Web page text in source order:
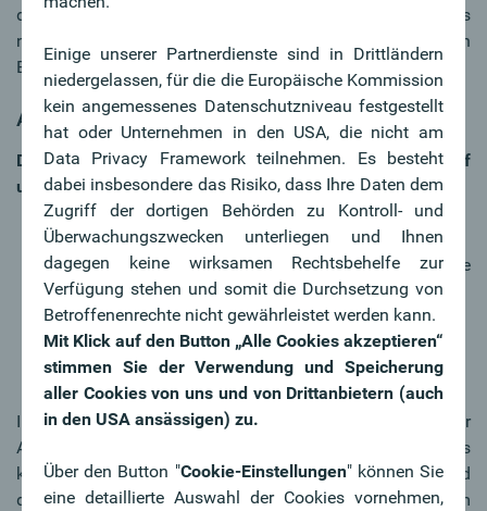
die das 50. Lebensjahr vollendet haben. Dabei kommt es
nicht darauf an, wie viele Arbeitnehmer:innen im konkreten
Betrieb beschäftigt sind.
Ansprüche, Pflichten und Fristen
Die Beendigung eines Arbeitsverhältnisses kann auf
unterschiedliche Weise erfolgen:
Kündigung durch den Arbeitgeber/die Arbeitgeberin
Kündigung durch den Arbeitnehmer/die
Arbeitnehmerin
Entlassung
Vorzeitiger Austritt aus gesundheitlichen Gründen
Einvernehmliche Auflösung
In jedem Fall muss die Arbeitgeberin/der Arbeitgeber
Ansprüche, Pflichten und Fristen beachten. Darüber hinaus
können Arbeitsverhältnisse ausgesetzt werden, vom Tod
der Arbeitgeberin/des Arbeitgebers oder von einem
Einige unserer Partnerdienste sind in Drittländern
niedergelassen, für die die Europäische Kommission
kein angemessenes Datenschutzniveau festgestellt
hat oder Unternehmen in den USA, die nicht am
Data Privacy Framework teilnehmen. Es besteht
dabei insbesondere das Risiko, dass Ihre Daten dem
Zugriff der dortigen Behörden zu Kontroll- und
Überwachungszwecken unterliegen und Ihnen
dagegen keine wirksamen Rechtsbehelfe zur
Verfügung stehen und somit die Durchsetzung von
Betroffenenrechte nicht gewährleistet werden kann.
Mit Klick auf den Button „Alle Cookies akzeptieren“
stimmen Sie der Verwendung und Speicherung
aller Cookies von uns und von Drittanbietern (auch
in den USA ansässigen) zu.
Über den Button "Cookie-Einstellungen" können Sie
eine detaillierte Auswahl der Cookies vornehmen,